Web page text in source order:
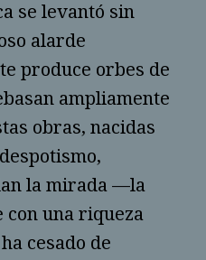
se levantó sin
alarde
produce orbes de
ampliamente
obras, nacidas
la mirada —la
una riqueza
cesado de